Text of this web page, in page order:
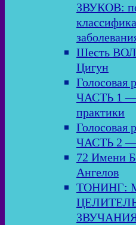
ЗВУКОВ:
Шесть
Цигун
ЧАСТЬ 1 —
практики
ЧАСТЬ 2 —
72 Имени
Ангелов
ТОНИНГ: